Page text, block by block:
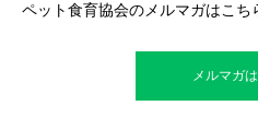
ペット食育協会のメルマガはこち
メルマガ